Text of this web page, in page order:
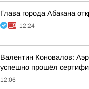
Глава города Абакана
12:24
Валентин Коновалов:
успешно прошёл
12:06